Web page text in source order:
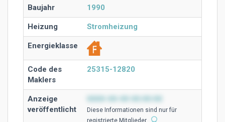
Baujahr 1990
Heizung Stromheizung
Energieklasse
Code des
Maklers
25315-12820
Anzeige
veröffentlicht
Diese Ιnformationen sind nur für
registrierte Mitglieder